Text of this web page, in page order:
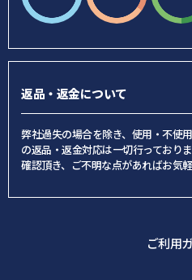
返品・返金について
弊社過失の場合を除き、使用・不使
の返品・返金対応は一切行っており
確認頂き、ご不明な点があればお気
ご利用